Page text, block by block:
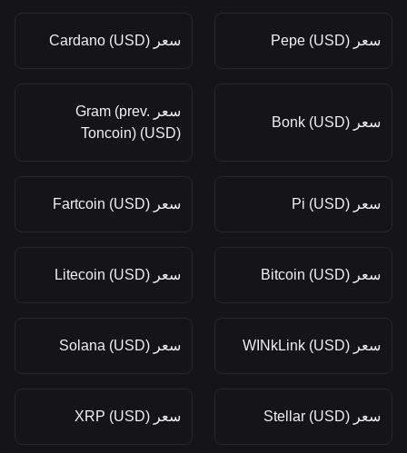
سعر Pepe (USD) سعر Cardano (USD)
سعر Bonk (USD)
سعر Gram (prev.
Toncoin) (USD)
سعر Pi (USD) سعر Fartcoin (USD)
سعر Bitcoin (USD) سعر Litecoin (USD)
سعر WINkLink (USD) سعر Solana (USD)
سعر Stellar (USD) سعر XRP (USD)